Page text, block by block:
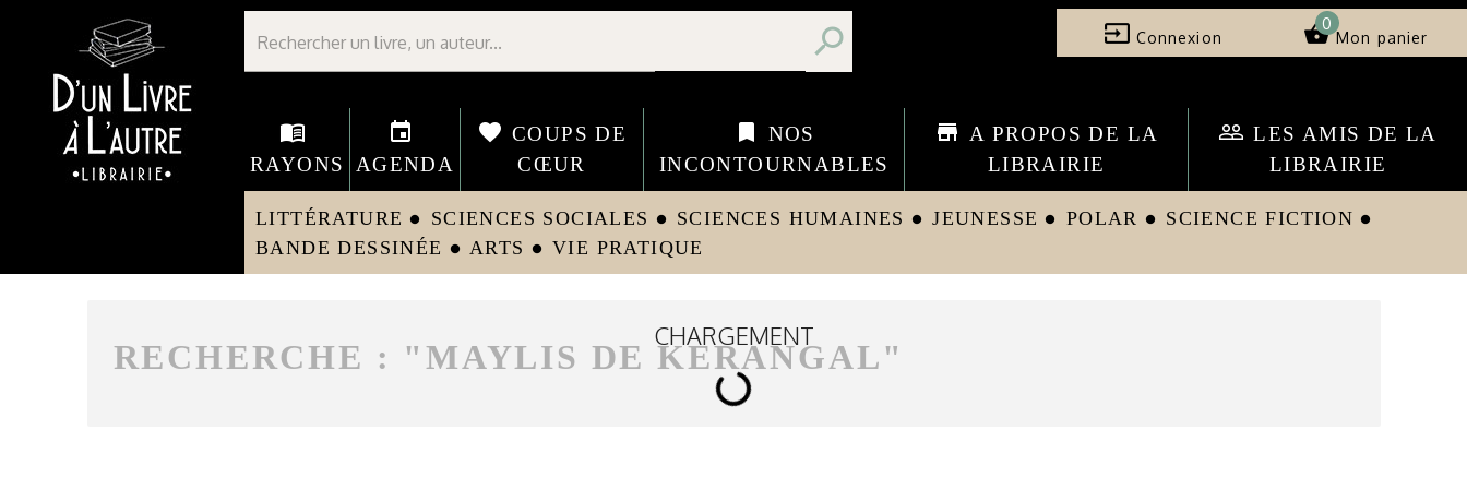
Librairie D'un livre à l'autre - Avranches
search input Connexion shopping_basket
0
Mon panier
menu_book
RAYONS
event
AGENDA
favorite COUPS DE
CŒUR
bookmark
NOS
INCONTOURNABLES
store A PROPOS DE LA
LIBRAIRIE
people_outline LES AMIS DE LA
LIBRAIRIE
LITTÉRATURE circle SCIENCES SOCIALES circle SCIENCES HUMAINES circle JEUNESSE circle POLAR circle SCIENCE FICTION circle
BANDE DESSINÉE circle ARTS circle VIE PRATIQUE
RECHERCHE : "MAYLIS DE KERANGAL"
CHARGEMENT